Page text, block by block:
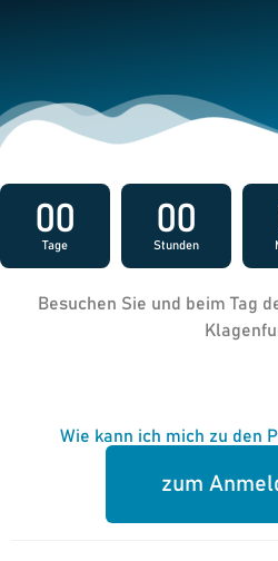
00
Tage
00
Stunden
Besuchen Sie und beim Tag
Wie kann ich mich zu den
zum